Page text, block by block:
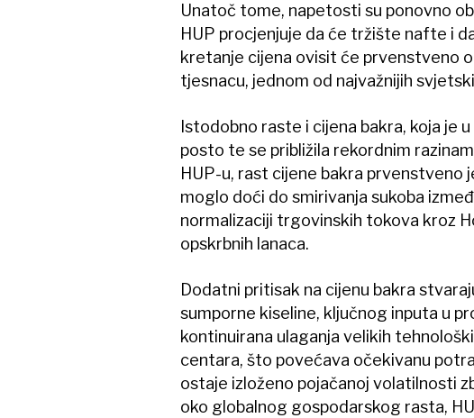
Unatoč tome, napetosti su ponovno
HUP procjenjuje da će tržište nafte i
kretanje cijena ovisit će prvenstveno
tjesnacu, jednom od najvažnijih
Istodobno raste i cijena bakra, koja je
posto te se približila rekordnim
HUP-u, rast cijene bakra
moglo doći do smirivanja sukoba
normalizaciji trgovinskih tokova kroz
opskrbnih lanaca.
Dodatni pritisak na cijenu bakra
sumporne kiseline, ključnog inputa u
kontinuirana ulaganja velikih
centara, što povećava očekivanu
ostaje izloženo pojačanoj volatilnosti
oko globalnog gospodarskog rasta,